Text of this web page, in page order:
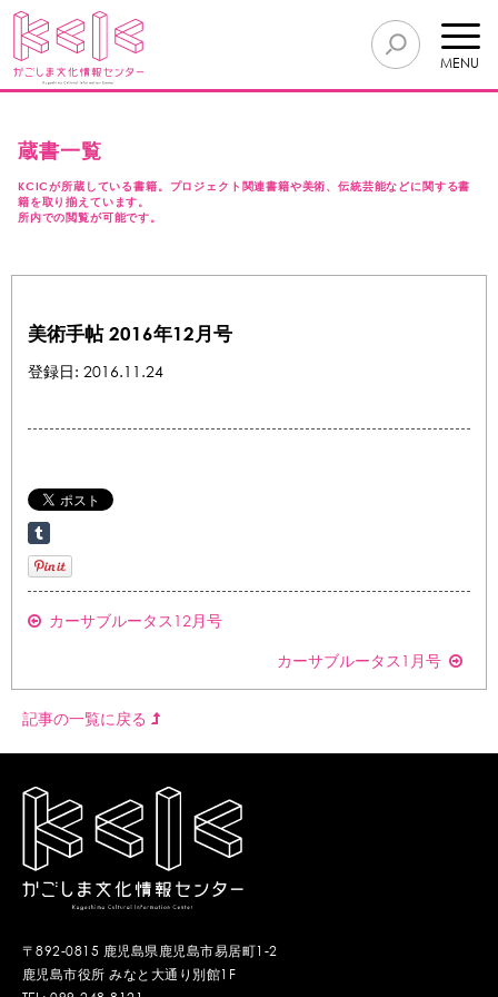
MENU
蔵書一覧
KCICが所蔵している書籍。プロジェクト関連書籍や美術、伝統芸能などに関する書
籍を取り揃えています。
所内での閲覧が可能です。
美術手帖 2016年12月号
登録日: 2016.11.24
カーサブルータス12月号
カーサブルータス1月号
記事の一覧に戻る
〒892-0815 鹿児島県鹿児島市易居町1-2
鹿児島市役所 みなと大通り別館1F